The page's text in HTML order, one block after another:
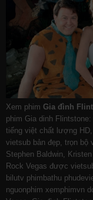
Xem phim Gia đình
phim Gia dinh
tiếng việt chất lượng
vietsub bản đẹp, trọn bộ
Stephen Baldwin,
Rock Vegas được
bilutv phimbathu
nguonphim xemphimvn